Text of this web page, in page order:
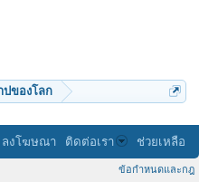
ปของโลก
ลงโฆษณา ติดต่อเรา ช่วยเหลือ
ข้อกำหนดและกฎ